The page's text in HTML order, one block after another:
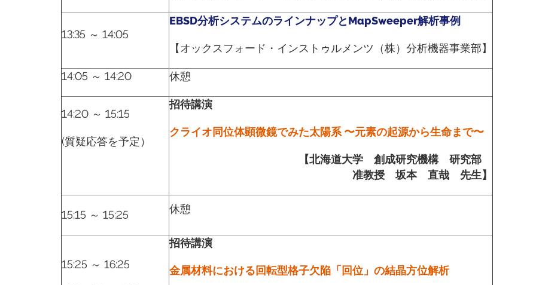
13:35 ～ 14:05
EBSD分析システムのラインナップとMapSweeper解析事例
【オックスフォード・インストゥルメンツ（株）分析機器事業部】
14:05 ～ 14:20 休憩
14:20 ～ 15:15
(質疑応答を予定）
招待講演
クライオ同位体顕微鏡でみた太陽系 〜元素の起源から生命まで〜
【北海道大学 創成研究機構 研究部
准教授 坂本 直哉 先生】
15:15 ～ 15:25 休憩
15:25 ～ 16:25
招待講演
金属材料における回転型格子欠陥「回位」の結晶方位解析